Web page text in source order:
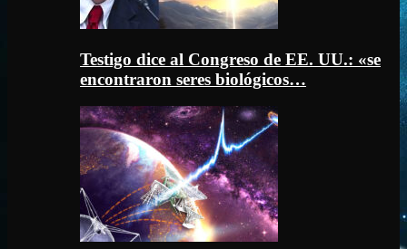
Testigo dice al Congreso de EE. UU.: «se
encontraron seres biológicos…